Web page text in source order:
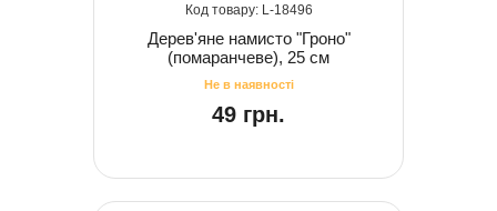
18496
Дерев'яне намисто "Гроно"
(помаранчеве), 25 см
49 грн.